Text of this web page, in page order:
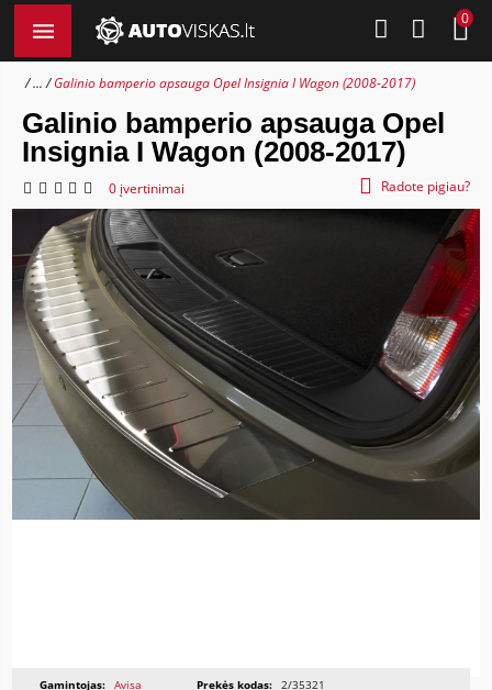
0
... Galinio bamperio apsauga Opel Insignia I Wagon (2008-2017)
Galinio bamperio apsauga Opel
Insignia I Wagon (2008-2017)
0 įvertinimai Radote pigiau?
Gamintojas: Avisa Prekės kodas: 2/35321